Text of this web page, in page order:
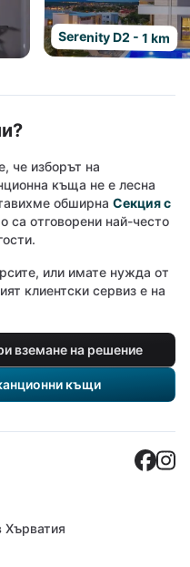
Serenity D2 - 1 km
че изборът на
къща не е лесна
обширна Секция с
са отговорени най-често
или имате нужда от
клиентски сервиз е на
вземане на решение
къщи
Хърватия